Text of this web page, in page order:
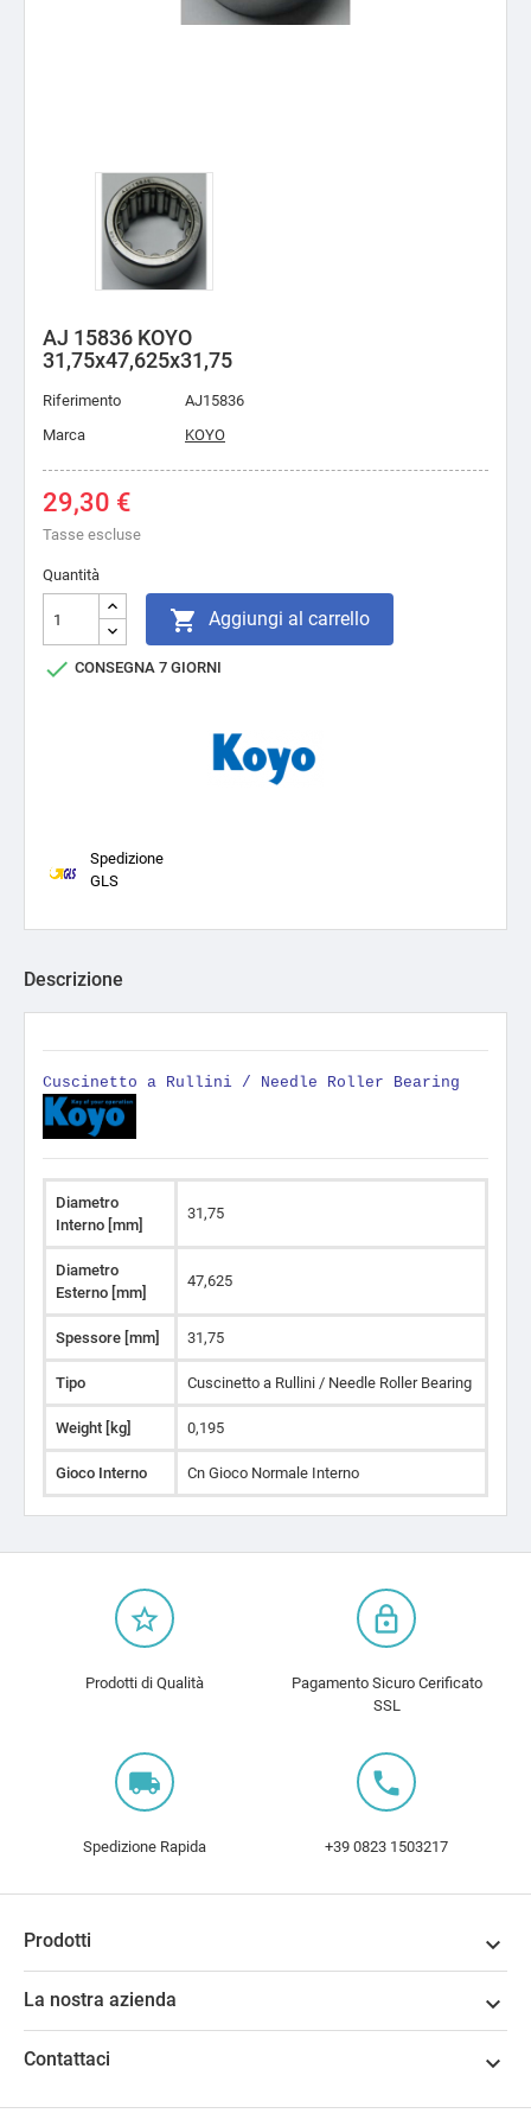
AJ 15836 KOYO
31,75x47,625x31,75
Riferimento
AJ15836
Marca
KOYO
29,30 €
Tasse escluse
Quantità
 Aggiungi al carrello
 CONSEGNA 7 GIORNI
Spedizione
GLS
Descrizione
Cuscinetto a Rullini / Needle Roller Bearing
Diametro
Interno [mm]
31,75
Diametro
Esterno [mm]
47,625
Spessore [mm] 31,75
Tipo Cuscinetto a Rullini / Needle Roller Bearing
Weight [kg] 0,195
Gioco Interno Cn Gioco Normale Interno
star_border
Prodotti di Qualità
lock_outline
Pagamento Sicuro Cerificato
SSL
local_shipping
Spedizione Rapida
local_phone
+39 0823 1503217
Prodotti 
La nostra azienda 
Contattaci 